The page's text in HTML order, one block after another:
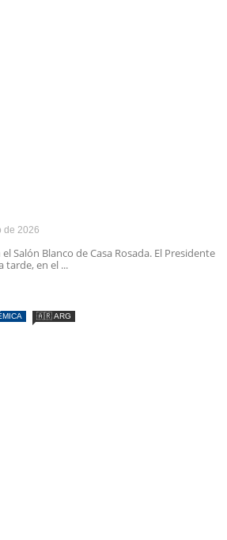
de 2026
Salón Blanco de Casa Rosada. El Presidente
tarde, en el ...
🇦🇷 ARG